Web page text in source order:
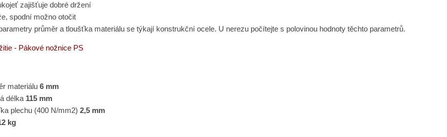
zajišťuje dobré držení
spodní možno otočit
průměr a tloušťka materiálu se týkají konstrukční ocele. U nerezu počítejte s polovinou hodnoty těchto parametrů.
- Pákové nožnice PS
materiálu 6 mm
délka 115 mm
plechu (400 N/mm2) 2,5 mm
kg